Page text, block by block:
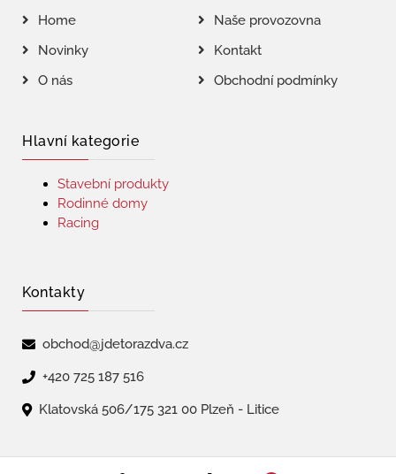
Home
Naše provozovna
Novinky
Kontakt
O nás
Obchodní podmínky
Hlavní kategorie
Stavební produkty
Rodinné domy
Racing
Kontakty
obchod@jdetorazdva.cz
+420 725 187 516
Klatovská 506/175 321 00 Plzeň - Litice